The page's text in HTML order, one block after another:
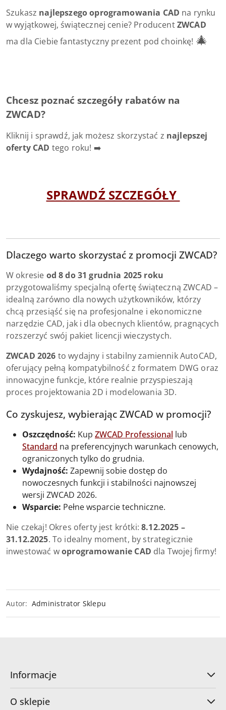
Szukasz najlepszego oprogramowania CAD na rynku
w wyjątkowej, świątecznej cenie? ProducentZWCAD
ma dla Ciebie fantastyczny prezent pod choinkę! 🎄
Chcesz poznać szczegóły rabatów na
ZWCAD?
Kliknij i sprawdź, jak możesz skorzystać z najlepszej
oferty CAD tego roku! ➡️
SPRAWDŹ SZCZEGÓŁY
Dlaczego warto skorzystać z promocji ZWCAD?
W okresie od 8 do 31 grudnia 2025 roku
przygotowaliśmy specjalną ofertę świąteczną ZWCAD –
idealną zarówno dla nowych użytkowników, którzy
chcą przesiąść się na profesjonalne i ekonomiczne
narzędzie CAD, jak i dla obecnych klientów, pragnących
rozszerzyć swój pakiet licencji wieczystych.
ZWCAD 2026 to wydajny i stabilny zamiennik AutoCAD,
oferujący pełną kompatybilność z formatem DWG oraz
innowacyjne funkcje, które realnie przyspieszają
proces projektowania 2D i modelowania 3D.
Co zyskujesz, wybierając ZWCAD w promocji?
Oszczędność: Kup ZWCAD Professional lub
Standard na preferencyjnych warunkach cenowych,
ograniczonych tylko do grudnia.
Wydajność: Zapewnij sobie dostęp do
nowoczesnych funkcji i stabilności najnowszej
wersji ZWCAD 2026.
Wsparcie: Pełne wsparcie techniczne.
Nie czekaj! Okres oferty jest krótki:8.12.2025 –
31.12.2025. To idealny moment, by strategicznie
inwestować woprogramowanie CAD dla Twojej firmy!
Autor: Administrator Sklepu
Informacje
O sklepie